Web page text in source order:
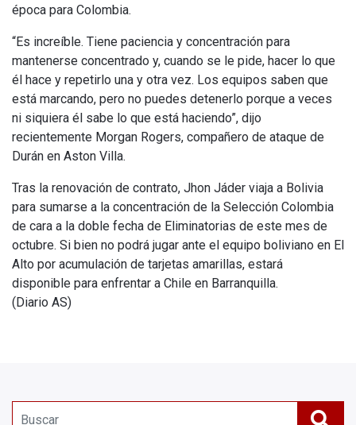
época para Colombia.
“Es increíble. Tiene paciencia y concentración para
mantenerse concentrado y, cuando se le pide, hacer lo que
él hace y repetirlo una y otra vez. Los equipos saben que
está marcando, pero no puedes detenerlo porque a veces
ni siquiera él sabe lo que está haciendo”, dijo
recientemente Morgan Rogers, compañero de ataque de
Durán en Aston Villa.
Tras la renovación de contrato, Jhon Jáder viaja a Bolivia
para sumarse a la concentración de la Selección Colombia
de cara a la doble fecha de Eliminatorias de este mes de
octubre. Si bien no podrá jugar ante el equipo boliviano en El
Alto por acumulación de tarjetas amarillas, estará
disponible para enfrentar a Chile en Barranquilla.
(Diario AS)